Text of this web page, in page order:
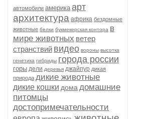
автомобили америка арт
архитектура африка бездомные
животные белки букмекерская контора в
мире животных ветер
странствий видео вороны высотка
генетика гибриды города россии
горы дели деревья джайпур дикая
природа дикие животные
дикие кошки дома домашние
питомцы
достопримечательности